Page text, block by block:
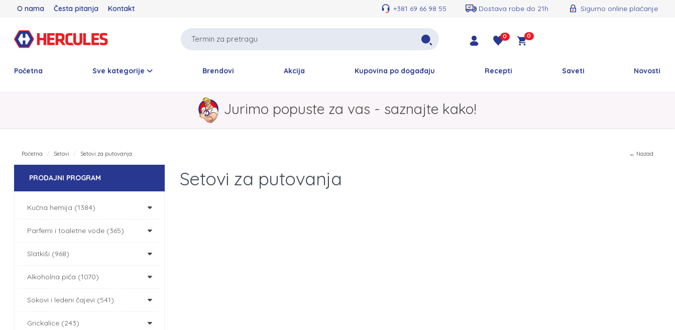
O nama Česta pitanja Kontakt +381 69 66 98 55 Dostava robe do 21h Sigurno online plaćanje
0 0
Početna Sve kategorije Brendovi Akcija Kupovina po događaju Recepti Saveti Novosti
Jurimo popuste za vas - saznajte kako!
Početna Setovi Setovi za putovanja ← Nazad
PRODAJNI PROGRAM
Kućna hemija (1384)
Parfemi i toaletne vode (365)
Slatkiši (968)
Alkoholna pića (1070)
Sokovi i ledeni čajevi (541)
Grickalice (243)
Setovi za putovanja